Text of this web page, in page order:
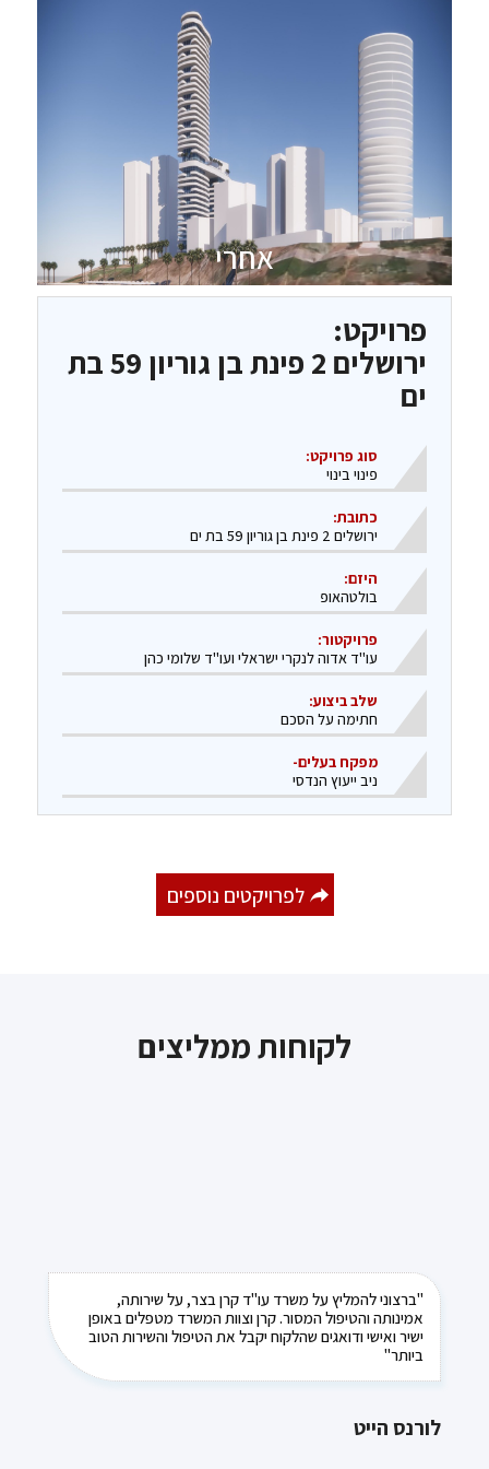
אחרי
פרויקט:
ירושלים 2 פינת בן גוריון 59 בת
ים
סוג פרויקט:
פינוי בינוי
כתובת:
ירושלים 2 פינת בן גוריון 59 בת ים
היזם:
בולטהאופ
פרויקטור:
עו"ד אדוה לנקרי ישראלי ועו"ד שלומי כהן
שלב ביצוע:
חתימה על הסכם
מפקח בעלים-
ניב ייעוץ הנדסי
לפרויקטים נוספים
לקוחות ממליצים
"ברצוני להמליץ על משרד עו"ד קרן בצר, על שירותה,
אמינותה והטיפול המסור. קרן וצוות המשרד מטפלים באופן
ישיר ואישי ודואגים שהלקוח יקבל את הטיפול והשירות הטוב
ביותר"
לורנס הייט